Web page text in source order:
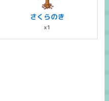
さくらのき
x1